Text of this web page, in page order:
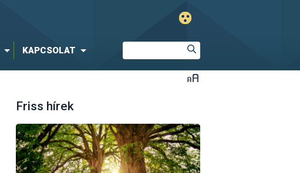
KAPCSOLAT
Friss hírek